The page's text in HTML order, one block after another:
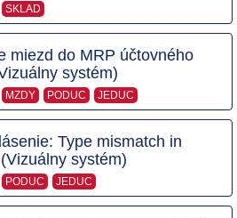
SKLAD
miezd do MRP účtovného
systém)
MZDY PODUC JEDUC
Type mismatch in
systém)
PODUC JEDUC